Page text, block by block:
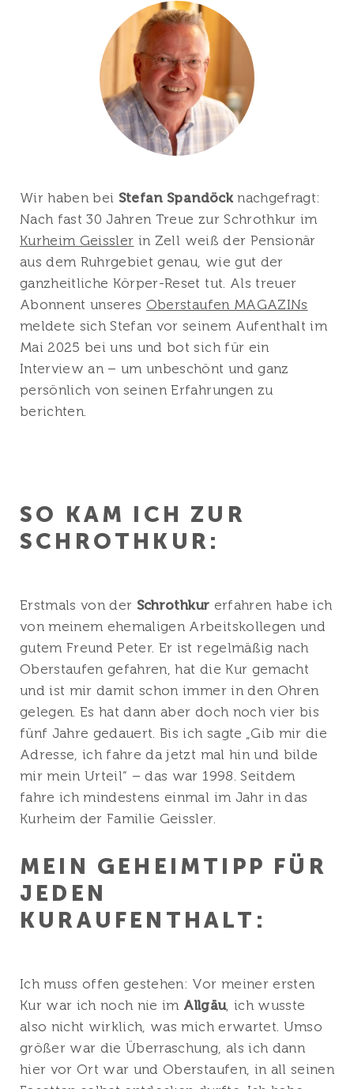
Wir haben bei Stefan Spandöcknachgefragt:
Nach fast 30 Jahren Treue zur Schrothkur im
Kurheim Geissler in Zell weiß der Pensionär
aus dem Ruhrgebiet genau, wie gut der
ganzheitliche Körper-Reset tut. Als treuer
Abonnent unseres Oberstaufen MAGAZINs
meldete sich Stefan vor seinem Aufenthalt im
Mai 2025 bei uns und bot sich für ein
Interview an – um unbeschönt und ganz
persönlich von seinen Erfahrungen zu
berichten.
SO KAM ICH ZUR
SCHROTHKUR:
Erstmals von der Schrothkur erfahren habe ich
von meinem ehemaligen Arbeitskollegen und
gutem Freund Peter. Er ist regelmäßig nach
Oberstaufen gefahren, hat die Kur gemacht
und ist mir damit schon immer in den Ohren
gelegen. Es hat dann aber doch noch vier bis
fünf Jahre gedauert. Bis ich sagte „Gib mir die
Adresse, ich fahre da jetzt mal hin und bilde
mir mein Urteil“ – das war 1998. Seitdem
fahre ich mindestens einmal im Jahr in das
Kurheim der Familie Geissler.
MEIN GEHEIMTIPP FÜR
JEDEN
KURAUFENTHALT:
Ich muss offen gestehen: Vor meiner ersten
Kur war ich noch nie im Allgäu, ich wusste
also nicht wirklich, was mich erwartet. Umso
größer war die Überraschung, als ich dann
hier vor Ort war und Oberstaufen, in all seinen